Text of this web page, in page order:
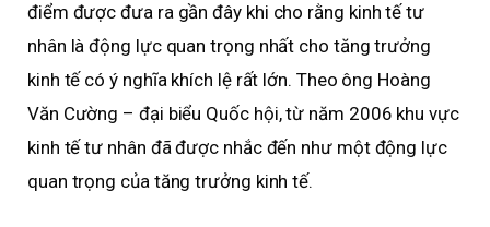
điểm được đưa ra gần đây khi cho rằng kinh tế tư
nhân là động lực quan trọng nhất cho tăng trưởng
kinh tế có ý nghĩa khích lệ rất lớn. Theo ông Hoàng
Văn Cường – đại biểu Quốc hội, từ năm 2006 khu vực
kinh tế tư nhân đã được nhắc đến như một động lực
quan trọng của tăng trưởng kinh tế.